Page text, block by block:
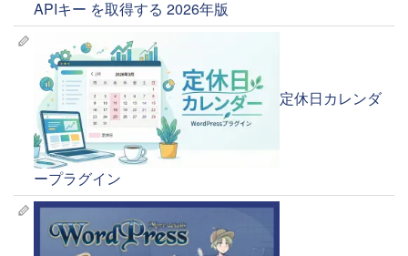
APIキー を取得する 2026年版
定休日カレンダ
ープラグイン